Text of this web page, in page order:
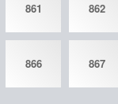
861 862
866 867